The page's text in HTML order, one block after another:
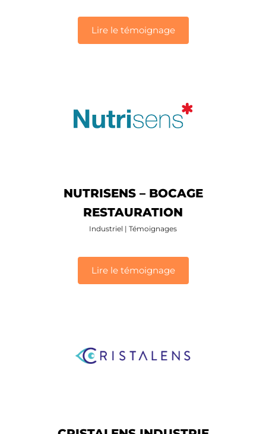
Lire le témoignage
NUTRISENS – BOCAGE
RESTAURATION
Industriel | Témoignages
Lire le témoignage